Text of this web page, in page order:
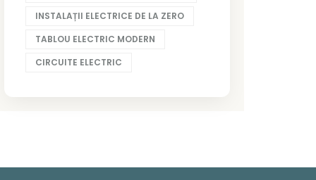
INSTALAȚII ELECTRICE DE LA ZERO
TABLOU ELECTRIC MODERN
CIRCUITE ELECTRIC